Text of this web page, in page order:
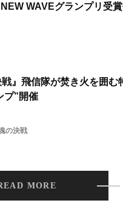
WAVEグランプリ受
』飛信隊が焚き火を囲む
プ”開催
の決戦
MORE